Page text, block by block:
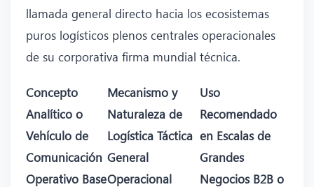
llamada general directo hacia los ecosistemas
puros logísticos plenos centrales operacionales
de su corporativa firma mundial técnica.
Concepto
Analítico o
Vehículo de
Comunicación
Operativo Base
Mecanismo y
Naturaleza de
Logística Táctica
General
Operacional
Uso
Recomendado
en Escalas de
Grandes
Negocios B2B o